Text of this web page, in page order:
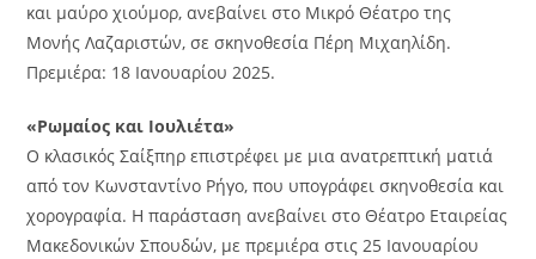
και μαύρο χιούμορ, ανεβαίνει στο Μικρό Θέατρο της
Μονής Λαζαριστών, σε σκηνοθεσία Πέρη Μιχαηλίδη.
Πρεμιέρα: 18 Ιανουαρίου 2025.
«Ρωμαίος και Ιουλιέτα»
Ο κλασικός Σαίξπηρ επιστρέφει με μια ανατρεπτική ματιά
από τον Κωνσταντίνο Ρήγο, που υπογράφει σκηνοθεσία και
χορογραφία. Η παράσταση ανεβαίνει στο Θέατρο Εταιρείας
Μακεδονικών Σπουδών, με πρεμιέρα στις 25 Ιανουαρίου